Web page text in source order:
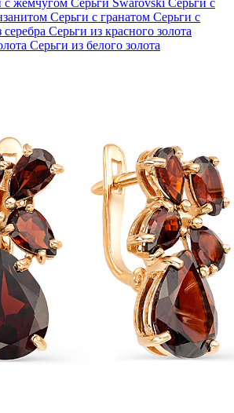
Серьги с гранатом Серьги с
Серьги из красного золота
Серьги из белого золота